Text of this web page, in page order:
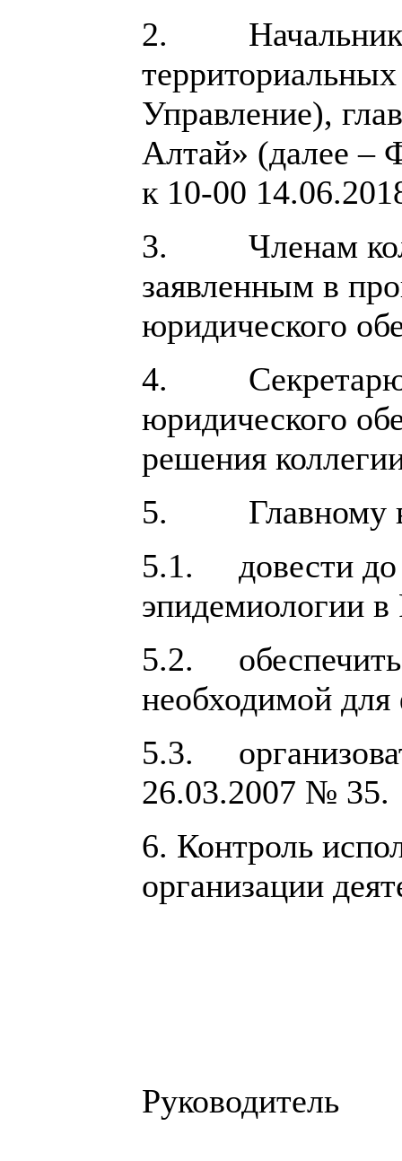
2. Начальникам
Управление),
Алтай» (далее –
к 10-00
3. Членам
заявленным в
юридического
4. Секретарю
юридического
решения
5. Главному
5.1. довести до
эпидемиологии
5.2. обеспечить
необходимой
5.3.
26.03.2007 № 35.
6. Контроль
организации